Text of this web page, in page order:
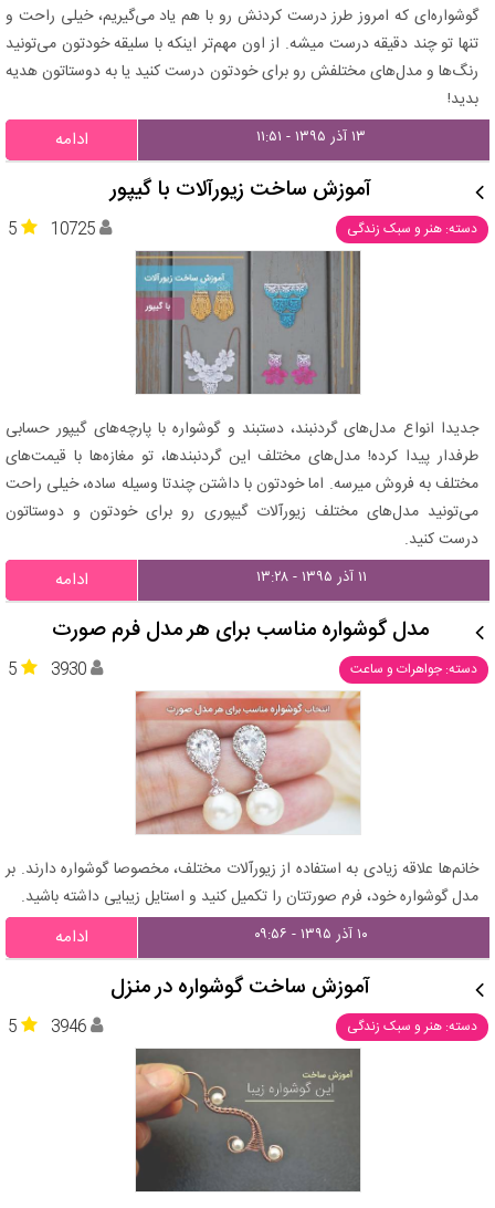
گوشواره‌ای که امروز طرز درست کردنش رو با هم یاد می‌گیریم، خیلی راحت و
تنها تو چند دقیقه درست میشه. از اون مهم‌تر اینکه با سلیقه خودتون می‌تونید
رنگ‌ها و مدل‌های مختلفش رو برای خودتون درست کنید یا به دوستاتون هدیه
بدید!
۱۳ آذر ۱۳۹۵ - ۱۱:۵۱ ادامه
آموزش ساخت زیورآلات با گیپور
دسته: هنر و سبک زندگی 5 10725
جدیدا انواع مدل‌های گردنبند، دستبند و گوشواره با پارچه‌های گیپور حسابی
طرفدار پیدا کرده! مدل‌های مختلف این گردنبندها، تو مغازه‌ها با قیمت‌های
مختلف به فروش میرسه. اما خودتون با داشتن چندتا وسیله ساده، خیلی راحت
می‌تونید مدل‌های مختلف زیورآلات گیپوری رو برای خودتون و دوستاتون
درست کنید.
۱۱ آذر ۱۳۹۵ - ۱۳:۲۸ ادامه
مدل گوشواره مناسب برای هر مدل فرم صورت
دسته: جواهرات و ساعت 5 3930
خانم‌ها علاقه زیادی به استفاده از زیورآلات مختلف، مخصوصا گوشواره دارند. بر
مدل گوشواره خود، فرم صورتتان را تکمیل کنید و استایل زیبایی داشته باشید.
۱۰ آذر ۱۳۹۵ - ۰۹:۵۶ ادامه
آموزش ساخت گوشواره در منزل
دسته: هنر و سبک زندگی 5 3946